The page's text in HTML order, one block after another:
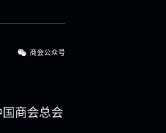
商会公众号
商会总会